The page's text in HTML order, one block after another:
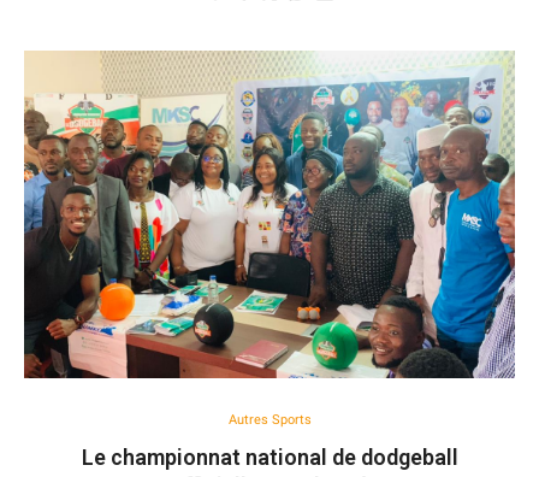
Autres Sports
Le championnat national de dodgeball